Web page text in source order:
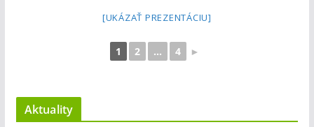
[UKÁZAŤ PREZENTÁCIU]
1 2 ... 4 ►
Aktuality